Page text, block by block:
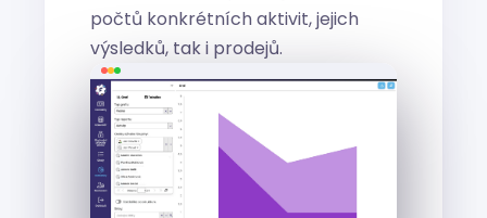
počtů konkrétních aktivit, jejich
výsledků, tak i prodejů.